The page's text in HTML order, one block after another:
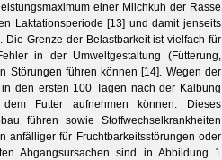
einer Milchkuh der Rasse
Laktationsperiode [13] und damit jenseits
Grenze der Belastbarkeit ist vielfach für
in der Umweltgestaltung (Fütterung,
Störungen führen können [14]. Wegen der
den ersten 100 Tagen nach der Kalbung
Futter aufnehmen können. Dieses
führen sowie Stoffwechselkrankheiten
anfälliger für Fruchtbarkeitsstörungen oder
Abgangsursachen sind in Abbildung 1